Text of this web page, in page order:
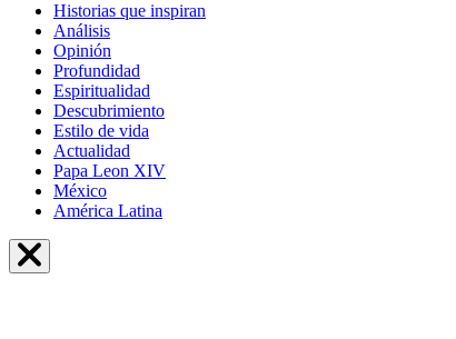
Historias que inspiran
Análisis
Opinión
Profundidad
Espiritualidad
Descubrimiento
Estilo de vida
Actualidad
Papa Leon XIV
México
América Latina